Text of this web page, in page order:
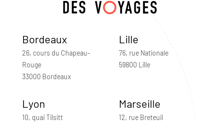
Bordeaux
26, cours du Chapeau-
Rouge
33000 Bordeaux
Lille
76, rue Nationale
59800 Lille
Lyon
10, quai Tilsitt
Marseille
12, rue Breteuil